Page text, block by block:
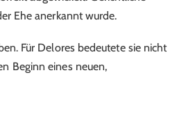
Ehe anerkannt wurde.
Für Delores bedeutete sie nicht
Beginn eines neuen,